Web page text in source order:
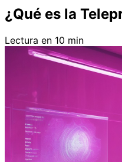
¿Qué es la
Lectura en 10 min